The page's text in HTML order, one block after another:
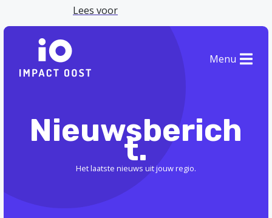
Lees voor
Menu
Nieuwsberich
t.
Het laatste nieuws uit jouw regio.